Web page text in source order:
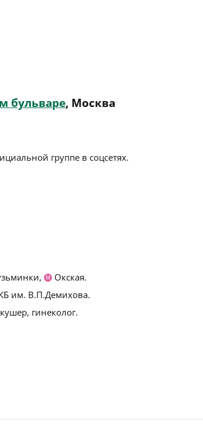
бульваре, Москва
группе в соцсетях.
М
Окская.
им. В.П.Демихова.
гинеколог.